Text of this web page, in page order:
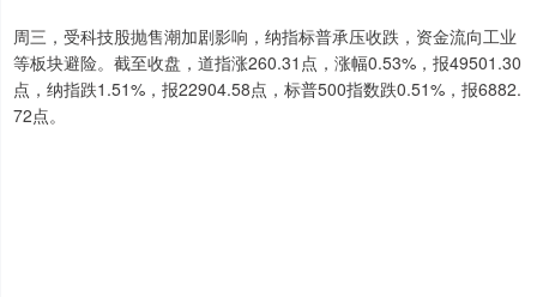
周三，受科技股抛售潮加剧影响，纳指标普承压收跌，资金流向工业
等板块避险。截至收盘，道指涨260.31点，涨幅0.53%，报49501.30
点，纳指跌1.51%，报22904.58点，标普500指数跌0.51%，报6882.
72点。